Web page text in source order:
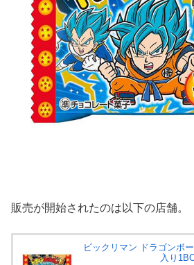
販売が開始されたのは以下の店舗。
ビックリマン ドラゴンボ
入り